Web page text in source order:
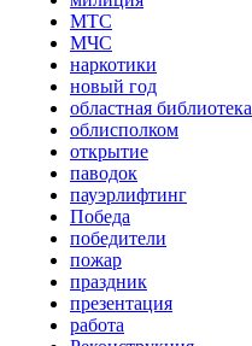
МТС
МЧС
наркотики
новый год
областная библиотека
облисполком
открытие
паводок
пауэрлифтинг
Победа
победители
пожар
праздник
презентация
работа